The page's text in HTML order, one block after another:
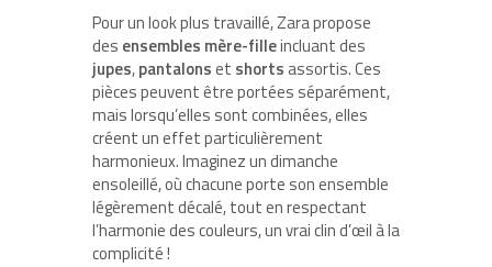
Pour un look plus travaillé, Zara propose
des ensembles mère-filleincluant des
jupes,pantalonset shorts assortis. Ces
pièces peuvent être portées séparément,
mais lorsqu’elles sont combinées, elles
créent un effet particulièrement
harmonieux. Imaginez un dimanche
ensoleillé, où chacune porte son ensemble
légèrement décalé, tout en respectant
l’harmonie des couleurs, un vrai clin d’œil à la
complicité !